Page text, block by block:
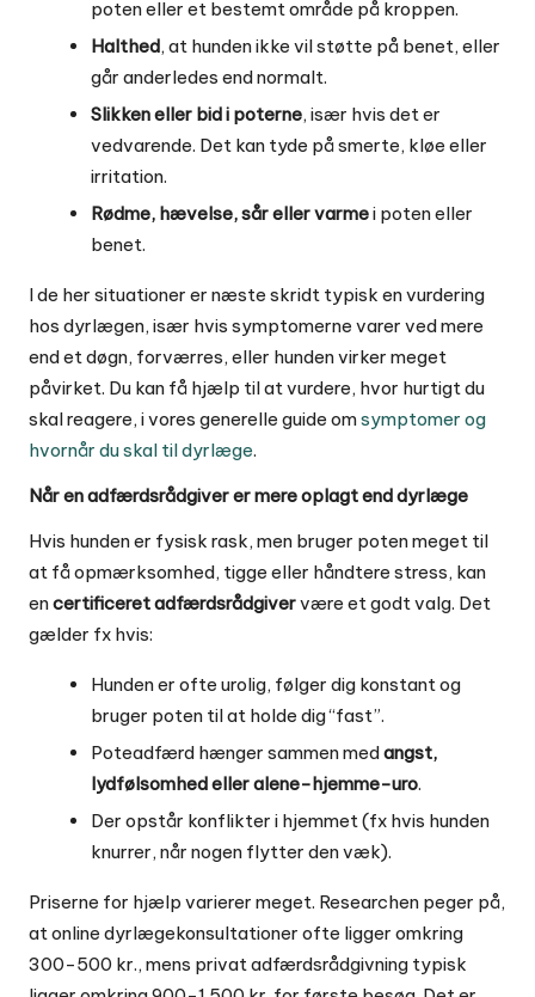
poten eller et bestemt område på kroppen.
Halthed, at hunden ikke vil støtte på benet, eller
går anderledes end normalt.
Slikken eller bid i poterne, især hvis det er
vedvarende. Det kan tyde på smerte, kløe eller
irritation.
Rødme, hævelse, sår eller varmei poten eller
benet.
I de her situationer er næste skridt typisk en vurdering
hos dyrlægen, især hvis symptomerne varer ved mere
end et døgn, forværres, eller hunden virker meget
påvirket. Du kan få hjælp til at vurdere, hvor hurtigt du
skal reagere, i vores generelle guide omsymptomer og
hvornår du skal til dyrlæge.
Når en adfærdsrådgiver er mere oplagt end dyrlæge
Hvis hunden er fysisk rask, men bruger poten meget til
at få opmærksomhed, tigge eller håndtere stress, kan
encertificeret adfærdsrådgivervære et godt valg. Det
gælder fx hvis:
Hunden er ofte urolig, følger dig konstant og
bruger poten til at holde dig “fast”.
Poteadfærd hænger sammen medangst,
lydfølsomhed eller alene-hjemme-uro.
Der opstår konflikter i hjemmet (fx hvis hunden
knurrer, når nogen flytter den væk).
Priserne for hjælp varierer meget. Researchen peger på,
at online dyrlægekonsultationer ofte ligger omkring
300-500 kr., mens privat adfærdsrådgivning typisk